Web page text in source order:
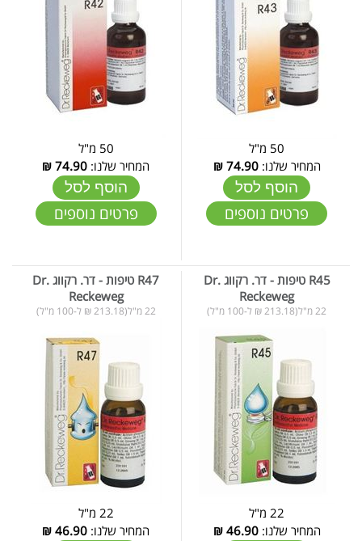
50 מ"ל
המחיר שלנו:74.90
₪
הוסף לסל
פרטים נוספים
50 מ"ל
המחיר שלנו: 74.90
₪
הוסף לסל
פרטים נוספים
R45 טיפות - דר. רקווג Dr.
Reckeweg
22 מ"ל(213.18 ₪ ל-100 מ"ל)
22 מ"ל
המחיר שלנו:46.90
₪
R47 טיפות - דר. רקווג Dr.
Reckeweg
22 מ"ל(213.18 ₪ ל-100 מ"ל)
22 מ"ל
המחיר שלנו: 46.90
₪